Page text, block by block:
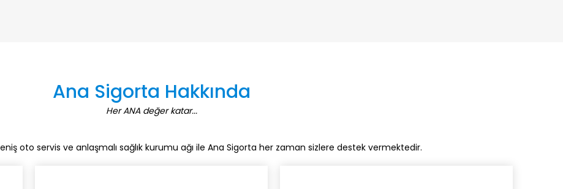
Ana Sigorta Hakkında
Her ANA değer katar...
oto servis ve anlaşmalı sağlık kurumu ağı ile Ana Sigorta her zaman sizlere destek vermektedir.